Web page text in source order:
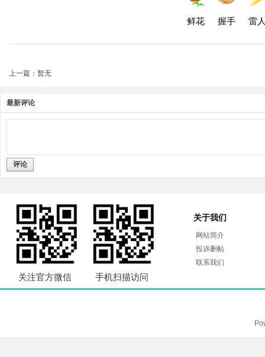
鲜花 握手 雷
上一篇：暂无
最新评论
评论
关注官方微信 手机扫描访问
关于我们
网站简介
投诉删帖
联系我们